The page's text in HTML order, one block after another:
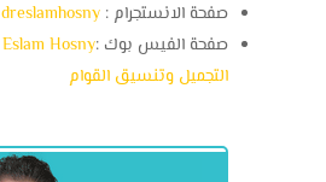
صفحة الانستجرام : dreslamhosny
صفحة الفيس بوك :
التجميل وتنسيق القوام